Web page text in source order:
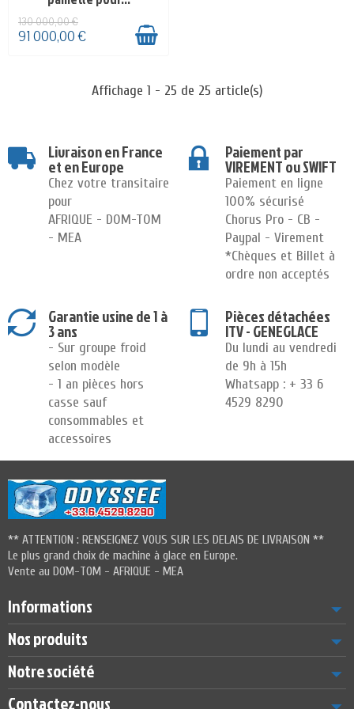
130 000,00 €
91 000,00 €
Affichage 1 - 25 de 25 article(s)
Livraison en France
et en Europe
Chez votre transitaire
pour
AFRIQUE - DOM-TOM
- MEA
Paiement par
VIREMENT ou SWIFT
Paiement en ligne
100% sécurisé
Chorus Pro - CB -
Paypal - Virement
*Chèques et Billet à
ordre non acceptés
Garantie usine de 1 à
3 ans
- Sur groupe froid
selon modèle
- 1 an pièces hors
casse sauf
consommables et
accessoires
Pièces détachées
ITV - GENEGLACE
Du lundi au vendredi
de 9h à 15h
Whatsapp : + 33 6
4529 8290
** ATTENTION : RENSEIGNEZ VOUS SUR LES DELAIS DE LIVRAISON **
Le plus grand choix de machine à glace en Europe.
Vente au DOM-TOM - AFRIQUE - MEA
Informations
Nos produits
Notre société
Contactez-nous